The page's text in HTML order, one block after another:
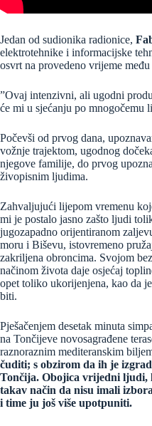
Jedan od sudionika radionice,
elektrotehnike i informacijske
osvrt na provedeno vrijeme
”Ovaj intenzivni, ali ugodni
će mi u sjećanju po mnogočemu
Počevši od prvog dana,
vožnje trajektom, ugodnog
njegove familije, do prvog
živopisnim ljudima.
Zahvaljujući lijepom vremenu
mi je postalo jasno zašto ljudi
jugozapadno orijentiranom
moru i Biševu, istovremeno
zakriljena obroncima. Svojom
načinom života daje osjećaj
opet toliko ukorijenjena, kao da
biti.
Pješačenjem desetak minuta
na Tončijeve novosagrađene
raznoraznim mediteranskim
čuditi; s obzirom da ih je
Tončija. Obojica vrijedni ljudi,
takav način da nisu imali
i time ju još više upotpuniti.